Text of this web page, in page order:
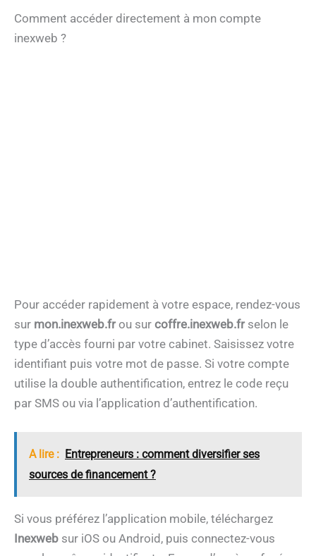
Comment accéder directement à mon compte
inexweb ?
Pour accéder rapidement à votre espace, rendez-vous
sur mon.inexweb.frou sur coffre.inexweb.frselon le
type d’accès fourni par votre cabinet. Saisissez votre
identifiant puis votre mot de passe. Si votre compte
utilise la double authentification, entrez le code reçu
par SMS ou via l’application d’authentification.
A lire : Entrepreneurs : comment diversifier ses
sources de financement ?
Si vous préférez l’application mobile, téléchargez
Inexweb sur iOS ou Android, puis connectez-vous